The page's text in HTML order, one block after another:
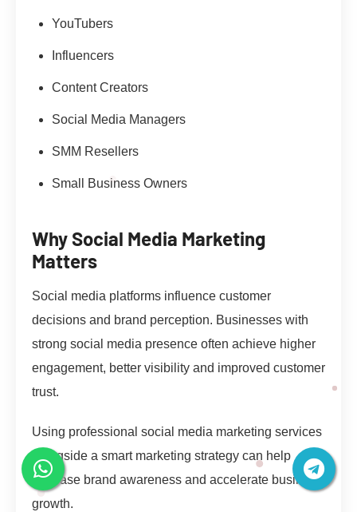
YouTubers
Influencers
Content Creators
Social Media Managers
SMM Resellers
Small Business Owners
Why Social Media Marketing
Matters
Social media platforms influence customer
decisions and brand perception. Businesses with
strong social media presence often achieve higher
engagement, better visibility and improved customer
trust.
Using professional social media marketing services
alongside a smart marketing strategy can help
increase brand awareness and accelerate business
growth.